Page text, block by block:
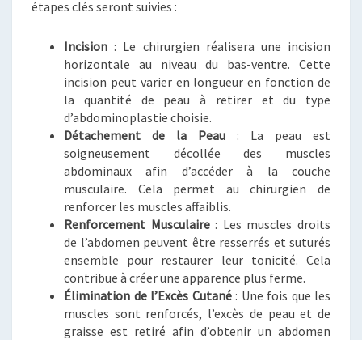
étapes clés seront suivies :
Incision : Le chirurgien réalisera une incision
horizontale au niveau du bas-ventre. Cette
incision peut varier en longueur en fonction de
la quantité de peau à retirer et du type
d’abdominoplastie choisie.
Détachement de la Peau : La peau est
soigneusement décollée des muscles
abdominaux afin d’accéder à la couche
musculaire. Cela permet au chirurgien de
renforcer les muscles affaiblis.
Renforcement Musculaire: Les muscles droits
de l’abdomen peuvent être resserrés et suturés
ensemble pour restaurer leur tonicité. Cela
contribue à créer une apparence plus ferme.
Élimination de l’Excès Cutané: Une fois que les
muscles sont renforcés, l’excès de peau et de
graisse est retiré afin d’obtenir un abdomen